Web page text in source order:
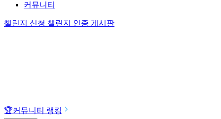
커뮤니티
챌린지 신청 챌린지 인증 게시판
🏆커뮤니티 랭킹